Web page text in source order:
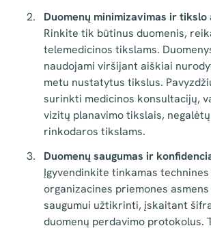
Duomenų minimizavimas ir tikslo
Rinkite tik būtinus duomenis,
telemedicinos tikslams.
naudojami viršijant aiškiai
metu nustatytus tikslus.
surinkti medicinos konsultacijų,
vizitų planavimo tikslais,
rinkodaros tikslams.
Duomenų saugumas ir
Įgyvendinkite tinkamas
organizacines priemones
saugumui užtikrinti, įskaitant
duomenų perdavimo protokolus.